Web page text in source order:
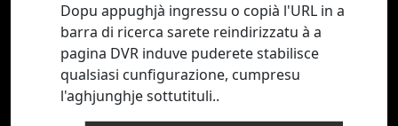
Dopu appughjà ingressu o copià l'URL in a
barra di ricerca sarete reindirizzatu à a
pagina DVR induve puderete stabilisce
qualsiasi cunfigurazione, cumpresu
l'aghjunghje sottutituli..